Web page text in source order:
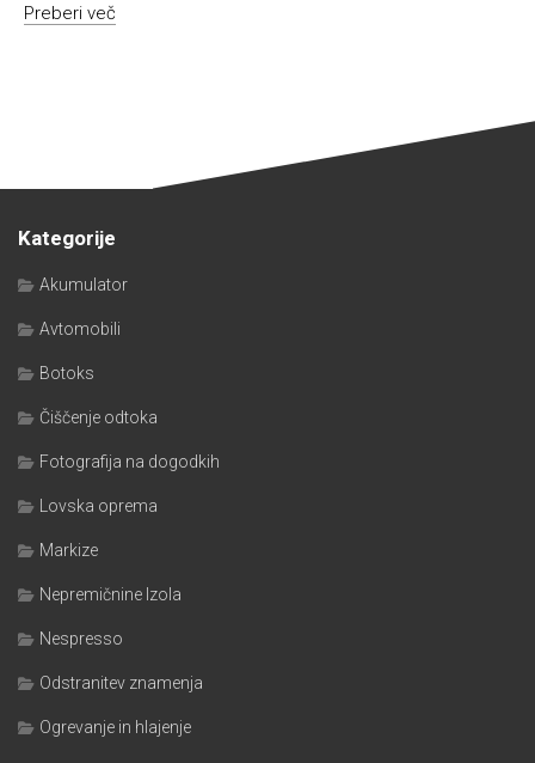
Preberi več
Kategorije
Akumulator
Avtomobili
Botoks
Čiščenje odtoka
Fotografija na dogodkih
Lovska oprema
Markize
Nepremičnine Izola
Nespresso
Odstranitev znamenja
Ogrevanje in hlajenje